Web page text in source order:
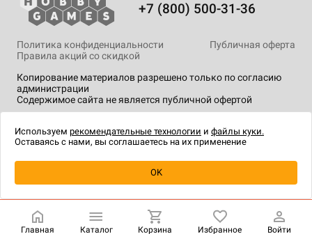
Уведомить о наличии
+7 (800) 500-31-36
Копирование материалов разрешено только по согласию
администрации
Содержимое сайта не является публичной офертой
Политика конфиденциальности
Публичная оферта
Правила акций со скидкой
технологии.
Главная Каталог Корзина Избранное Войти
Используем рекомендательные технологии и файлы куки.
Оставаясь с нами, вы соглашаетесь на их применение
OK